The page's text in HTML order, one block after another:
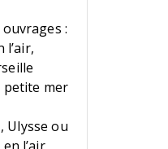
:
l’air,
petite mer
Ulysse ou